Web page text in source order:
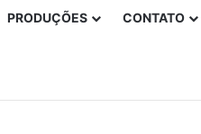
PRODUÇÕES CONTATO